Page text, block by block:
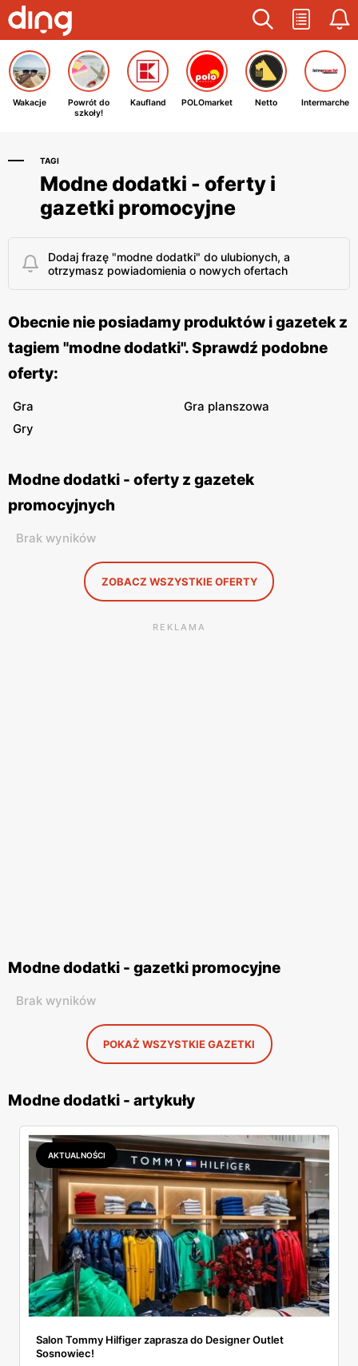
Wakacje
Powrót do
szkoły!
Kaufland POLOmarket Netto Intermarche
TAGI
Modne dodatki - oferty i
gazetki promocyjne
Dodaj frazę "modne dodatki" do ulubionych, a
otrzymasz powiadomienia o nowych ofertach
Obecnie nie posiadamy produktów i gazetek z
tagiem "modne dodatki". Sprawdź podobne
oferty:
Gra
Gra planszowa
Gry
Modne dodatki - oferty z gazetek
promocyjnych
Brak wyników
ZOBACZ WSZYSTKIE OFERTY
REKLAMA
Modne dodatki - gazetki promocyjne
Brak wyników
POKAŻ WSZYSTKIE GAZETKI
Modne dodatki - artykuły
AKTUALNOŚCI
Salon Tommy Hilfiger zaprasza do Designer Outlet
Sosnowiec!